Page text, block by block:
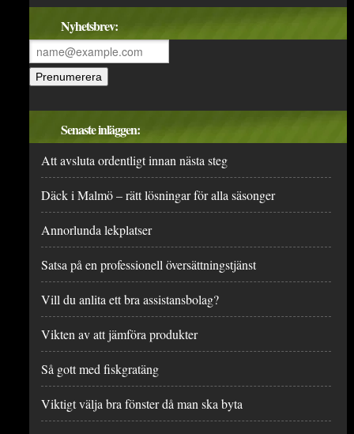
Nyhetsbrev:
Senaste inläggen:
Att avsluta ordentligt innan nästa steg
Däck i Malmö – rätt lösningar för alla säsonger
Annorlunda lekplatser
Satsa på en professionell översättningstjänst
Vill du anlita ett bra assistansbolag?
Vikten av att jämföra produkter
Så gott med fiskgratäng
Viktigt välja bra fönster då man ska byta